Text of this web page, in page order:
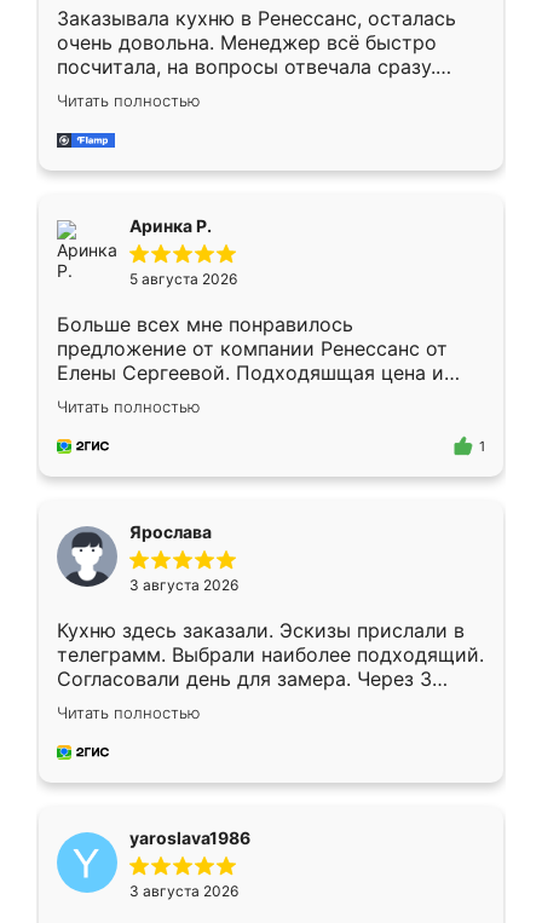
Заказывала кухню в Ренессанс, осталась
очень довольна. Менеджер всё быстро
посчитала, на вопросы отвечала сразу.
Замерщик приехал в субботу, подошёл к
делу со всей ответственностью. Собрали
за день, ребята работали аккуратно, даже
Читать полностью
Аринка Р.
5 августа 2026
Больше всех мне понравилось
предложение от компании Ренессанс от
Елены Сергеевой. Подходяшщая цена и
короткие сроки изготовления. Приехавший
для замера сотрудник Владислав
предложил по моему эскизу самый
Читать полностью
1
Ярослава
3 августа 2026
Кухню здесь заказали. Эскизы прислали в
телеграмм. Выбрали наиболее подходящий.
Согласовали день для замера. Через 3
недели кухня была уже готова. Остались
довольны работой. Спасибо Ренессанс
мебель за качественную работу!
Читать полностью
yaroslava1986
3 августа 2026